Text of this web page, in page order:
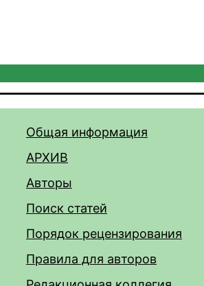
Общая информация
АРХИВ
Авторы
Поиск статей
Порядок рецензирования
Правила для авторов